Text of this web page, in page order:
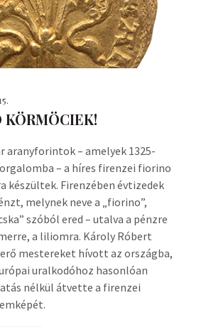
KÖRMÖCIEK!
aranyforintok – amelyek 1325-
– a híres firenzei fiorino
készültek. Firenzében évtizedek
melynek neve a „fiorino”,
szóból ered – utalva a pénzre
a liliomra. Károly Róbert
mestereket hívott az országba,
uralkodóhoz hasonlóan
nélkül átvette a firenzei